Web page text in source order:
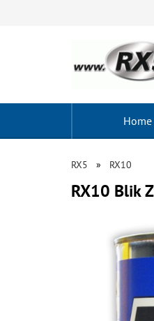
Home
RX5 RX10
RX10 Blik